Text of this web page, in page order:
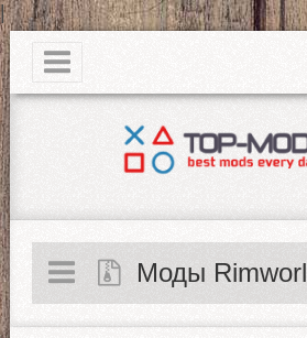
|
Моды